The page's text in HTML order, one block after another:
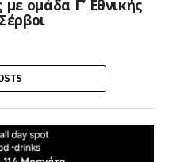
με ομάδα Γ’ Εθνικής